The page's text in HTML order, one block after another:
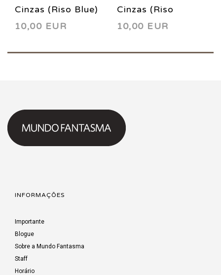
Cinzas (Riso Blue)
10,00 EUR
Cinzas (Riso
Burgundy)
10,00 EUR
INFORMAÇÕES
Importante
Blogue
Sobre a Mundo Fantasma
Staff
Horário